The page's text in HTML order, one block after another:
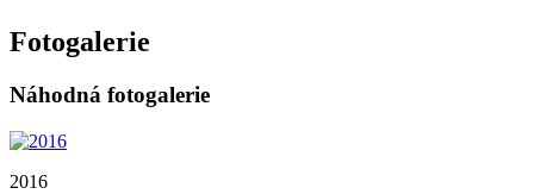
Fotogalerie
Náhodná fotogalerie
2016